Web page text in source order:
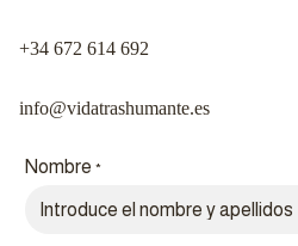
+34 672 614 692
info@vidatrashumante.es
Nombre *